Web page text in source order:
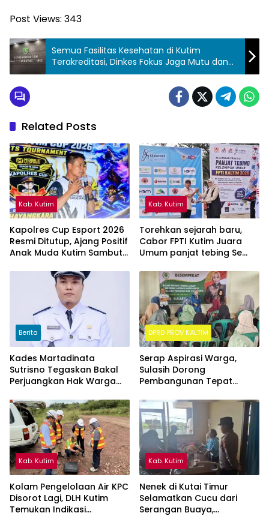
Post Views: 343
Semua Fasilitas Kesehatan di Kutim
Terakreditasi, Dinkes Fokus Jaga Mutu dan
Pemerataan Layanan
Related Posts
Kab. Kutim
Kapolres Cup Esport 2026
Resmi Ditutup, Ajang Positif
Anak Muda Kutim Sambut
Kab. Kutim
Torehkan sejarah baru,
Cabor FPTI Kutim Juara
Umum panjat tebing Se
Berita
Kades Martadinata
Sutrisno Tegaskan Bakal
Perjuangkan Hak Warga
Kutim
DPRD PROV KALTIM
Serap Aspirasi Warga,
Sulasih Dorong
Pembangunan Tepat
Kab. Kutim
Kolam Pengelolaan Air KPC
Disorot Lagi, DLH Kutim
Temukan Indikasi
Kab. Kutim
Nenek di Kutai Timur
Selamatkan Cucu dari
Serangan Buaya,